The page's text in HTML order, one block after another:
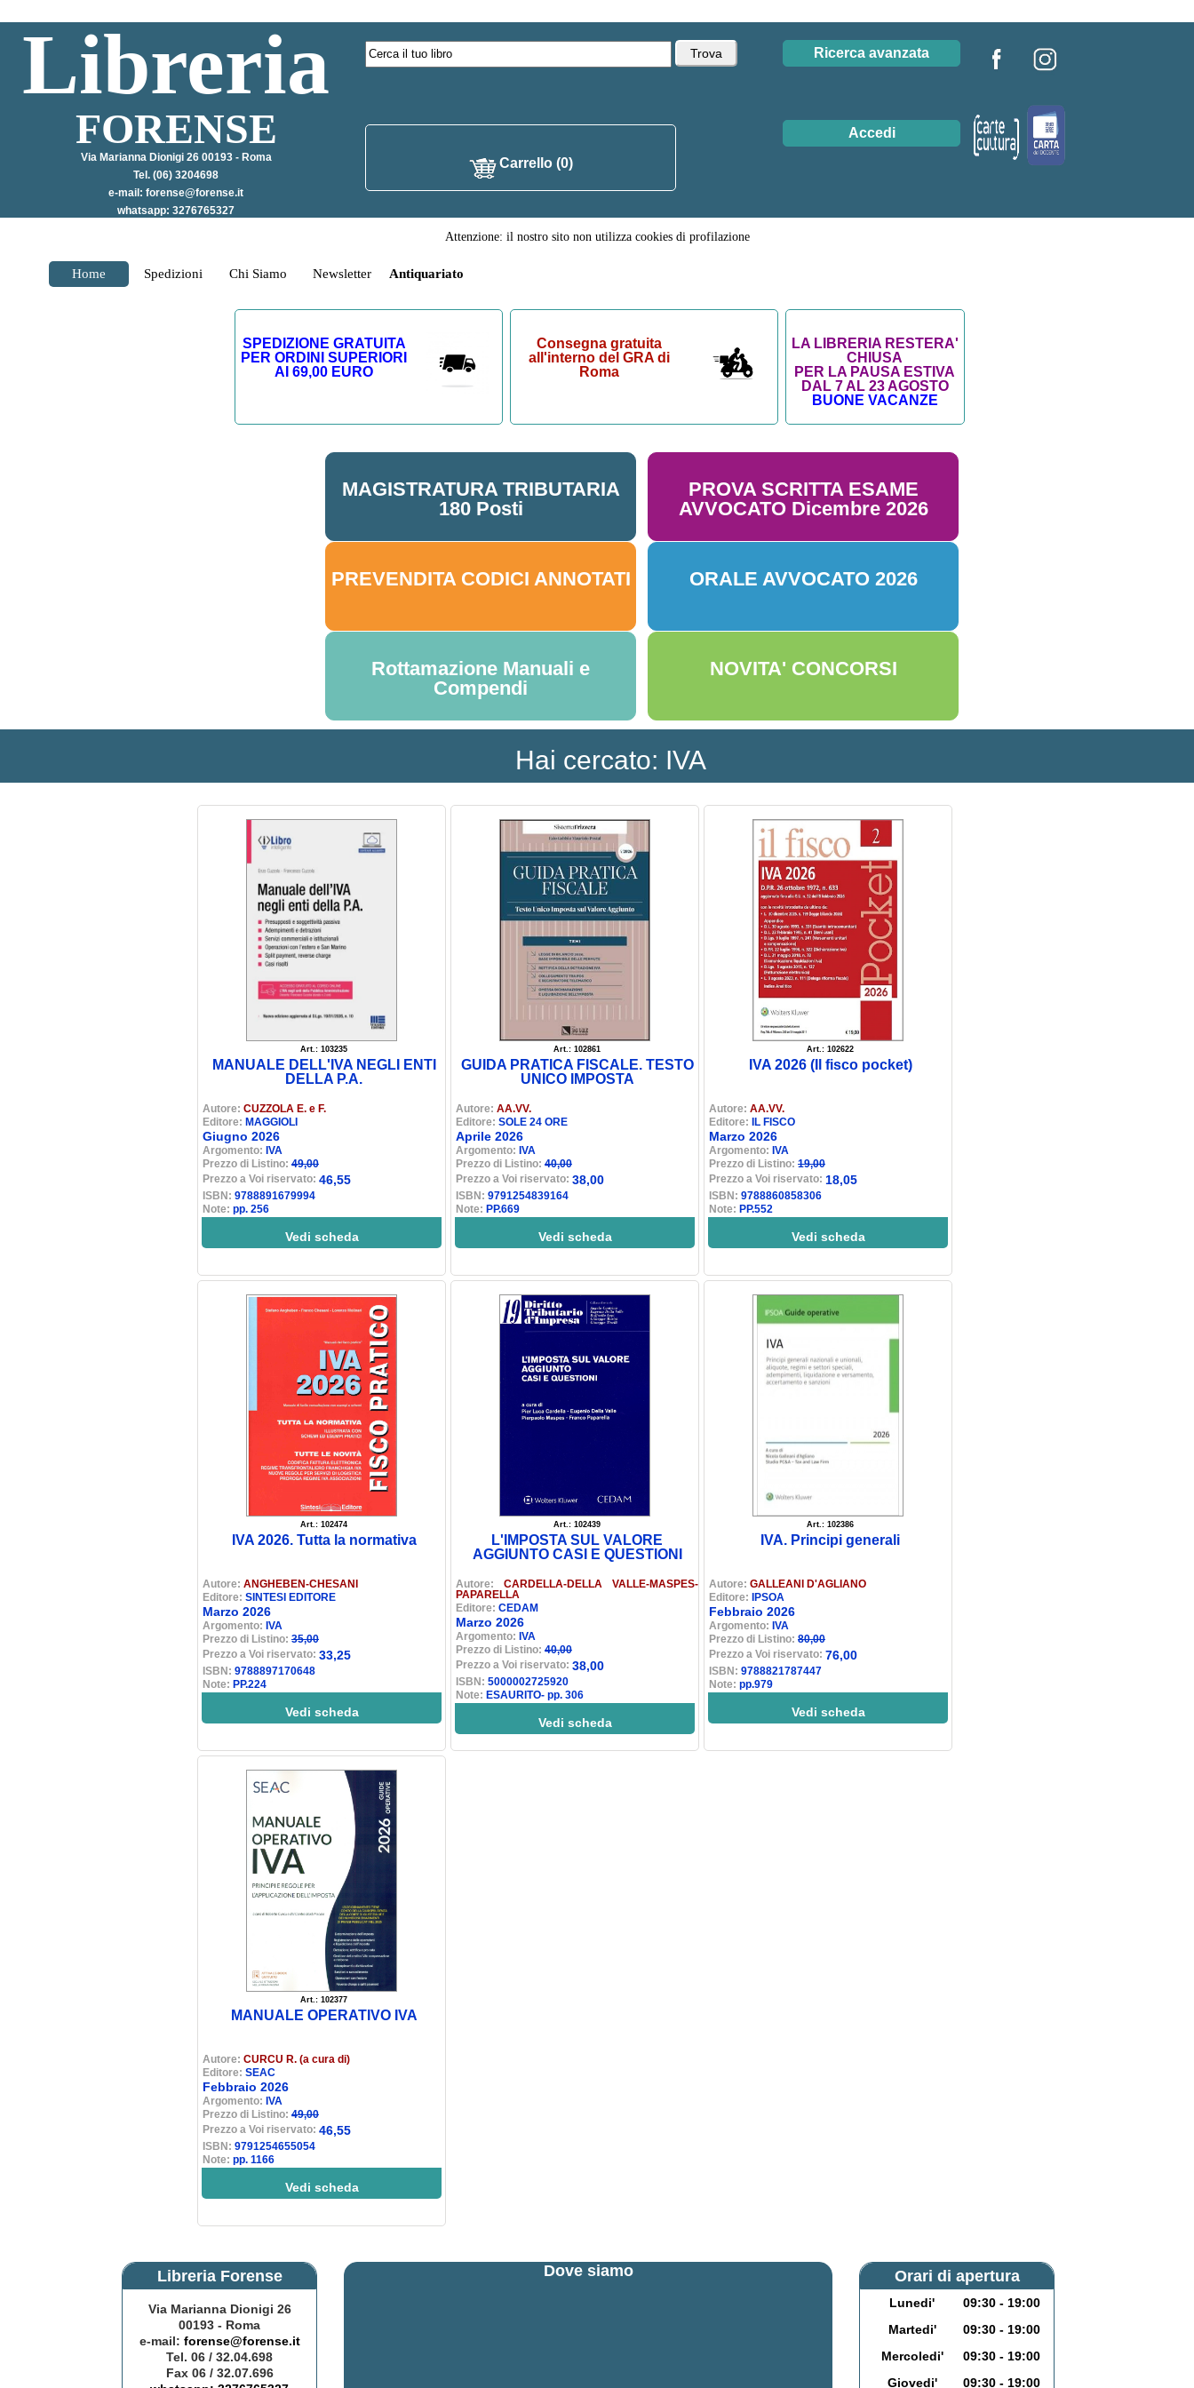
Libreria
FORENSE
Via Marianna Dionigi 26 00193 - Roma
Tel. (06) 3204698
e-mail: forense@forense.it
whatsapp: 3276765327
Carrello (0)
Ricerca avanzata
Accedi
Attenzione: il nostro sito non utilizza cookies di profilazione
Home Spedizioni Chi Siamo Newsletter Antiquariato
SPEDIZIONE GRATUITA
PER ORDINI SUPERIORI
AI 69,00 EURO
Consegna gratuita
all'interno del GRA di
Roma
LA LIBRERIA RESTERA'
CHIUSA
PER LA PAUSA ESTIVA
DAL 7 AL 23 AGOSTO
BUONE VACANZE
MAGISTRATURA TRIBUTARIA
180 Posti
PROVA SCRITTA ESAME
AVVOCATO Dicembre 2026
PREVENDITA CODICI ANNOTATI ORALE AVVOCATO 2026
Rottamazione Manuali e
Compendi
NOVITA' CONCORSI
Hai cercato: IVA
Art.: 103235
MANUALE DELL'IVA NEGLI ENTI
DELLA P.A.
Autore: CUZZOLA E. e F.
Editore: MAGGIOLI
Giugno 2026
Argomento: IVA
Prezzo di Listino: 49,00
Prezzo a Voi riservato: 46,55
ISBN: 9788891679994
Note: pp. 256
Vedi scheda
Art.: 102861
GUIDA PRATICA FISCALE. TESTO
UNICO IMPOSTA
Autore: AA.VV.
Editore: SOLE 24 ORE
Aprile 2026
Argomento: IVA
Prezzo di Listino: 40,00
Prezzo a Voi riservato: 38,00
ISBN: 9791254839164
Note: PP.669
Vedi scheda
Art.: 102622
IVA 2026 (Il fisco pocket)
Autore: AA.VV.
Editore:
IL FISCO
Marzo 2026
Argomento: IVA
Prezzo di Listino: 19,00
Prezzo a Voi riservato: 18,05
ISBN: 9788860858306
Note: PP.552
Vedi scheda
Art.: 102474
IVA 2026. Tutta la normativa
Autore: ANGHEBEN-CHESANI
Editore: SINTESI EDITORE
Marzo 2026
Argomento: IVA
Prezzo di Listino: 35,00
Prezzo a Voi riservato: 33,25
ISBN: 9788897170648
Note: PP.224
Vedi scheda
Art.: 102439
L'IMPOSTA SUL VALORE
AGGIUNTO CASI E QUESTIONI
Autore: CARDELLA-DELLA VALLE-MASPES-
PAPARELLA
Editore: CEDAM
Marzo 2026
Argomento: IVA
Prezzo di Listino: 40,00
Prezzo a Voi riservato: 38,00
ISBN: 5000002725920
Note: ESAURITO- pp. 306
Vedi scheda
Art.: 102386
IVA. Principi generali
Autore: GALLEANI D'AGLIANO
Editore:
IPSOA
Febbraio 2026
Argomento: IVA
Prezzo di Listino: 80,00
Prezzo a Voi riservato: 76,00
ISBN: 9788821787447
Note: pp.979
Vedi scheda
Art.: 102377
MANUALE OPERATIVO IVA
Autore: CURCU R. (a cura di)
Editore: SEAC
Febbraio 2026
Argomento: IVA
Prezzo di Listino: 49,00
Prezzo a Voi riservato: 46,55
ISBN: 9791254655054
Note: pp. 1166
Vedi scheda
Libreria Forense
Via Marianna Dionigi 26
00193 - Roma
e-mail: forense@forense.it
Tel. 06 / 32.04.698
Fax 06 / 32.07.696
Dove siamo Orari di apertura
Lunedi'
09:30 - 19:00
Martedi'
09:30 - 19:00
Mercoledi'
09:30 - 19:00
Giovedi'
09:30 - 19:00